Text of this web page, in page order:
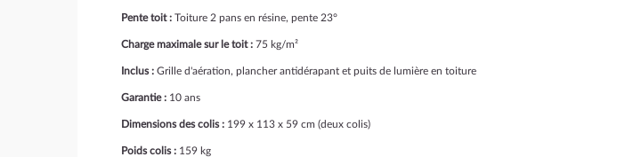
Pente toit : Toiture 2 pans en résine, pente 23°
Charge maximale sur le toit : 75 kg/m²
Inclus : Grille d'aération, plancher antidérapant et puits de lumière en toiture
Garantie : 10 ans
Dimensions des colis : 199 x 113 x 59 cm (deux colis)
Poids colis : 159 kg